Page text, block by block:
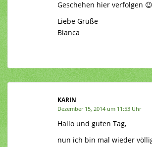
Geschehen hier verfolgen 😉
Liebe Grüße
Bianca
KARIN
Dezember 15, 2014 um 11:53 Uhr
Hallo und guten Tag,
nun ich bin mal wieder